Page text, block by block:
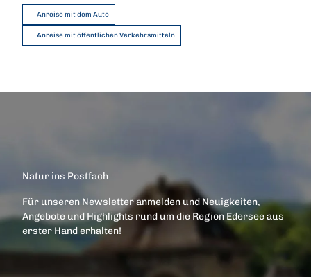
Anreise mit dem Auto
Anreise mit öffentlichen Verkehrsmitteln
Natur ins Postfach
Für unseren Newsletter anmelden und Neuigkeiten,
Angebote und Highlights rund um die Region Edersee aus
erster Hand erhalten!